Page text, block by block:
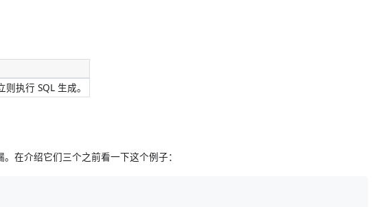
执行 SQL 生成。
在介绍它们三个之前看一下这个例子：